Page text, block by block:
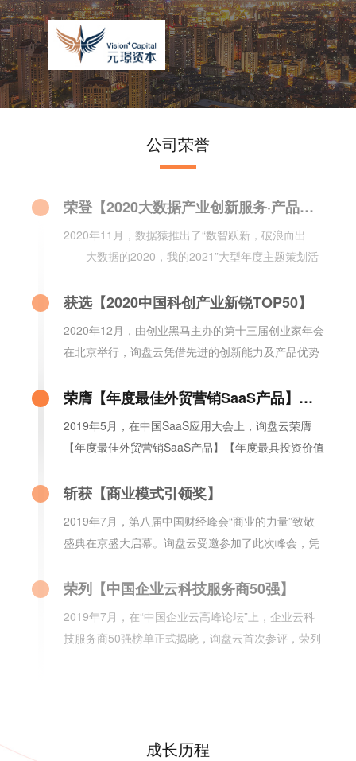
公司荣誉
荣膺【年度最佳外贸营销SaaS产品】
2020年8月，SaaS领域的权威盛会“（第五届）中国
SaaS应用大会”在上海落下帷幕，询盘云在“云领
奖”的评选中上荣获【年度最佳外贸营销SaaS】称
号，这是继2019年之后，询盘云第二次获奖。
荣登【2020年中国最受分析师关注新经济 独角兽企业TOP100榜单】
2020年10月，询盘云荣登《2020年中国最受分析师
Research权威发布。
荣登【2020大数据产业创新服务·产品榜】
2020年11月，数据猿推出了“数智跃新，破浪而出
——大数据的2020，我的2021”大型年度主题策划活
数据产业创新服务·产品榜】。
获选【2020中国科创产业新锐TOP50】
2020年12月，由创业黑马主办的第十三届创业家年会
在北京举行，询盘云凭借先进的创新能力及产品优势
业新锐TOP50】榜单。
荣膺【年度最佳外贸营销SaaS产品】【年度最具投资价值SaaS提供商】
2019年5月，在中国SaaS应用大会上，询盘云荣膺
【年度最佳外贸营销SaaS产品】【年度最具投资价值
斩获【商业模式引领奖】
2019年7月，第八届中国财经峰会“商业的力量”致敬
盛典在京盛大启幕。询盘云受邀参加了此次峰会，凭
模式引领奖】。
荣列【中国企业云科技服务商50强】
2019年7月，在“中国企业云高峰论坛”上，企业云科
技服务商50强榜单正式揭晓，询盘云首次参评，荣列
成长历程